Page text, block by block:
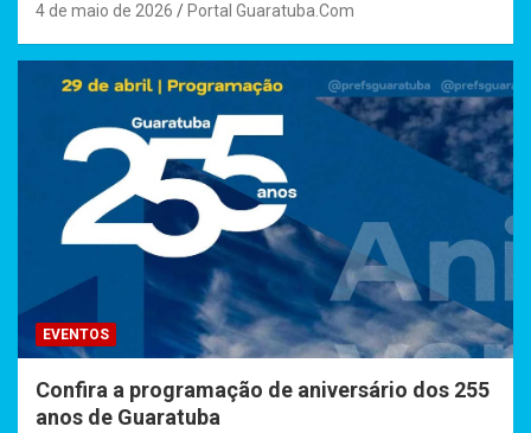
4 de maio de 2026 Portal Guaratuba.Com
EVENTOS
Confira a programação de aniversário dos 255
anos de Guaratuba